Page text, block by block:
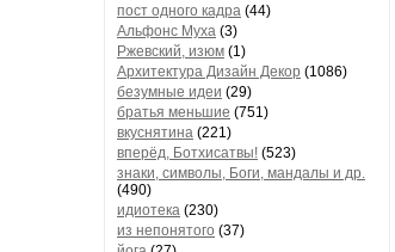
пост одного кадра (44)
Альфонс Муха (3)
Ржевский, изюм (1)
Архитектура Дизайн Декор (1086)
безумные идеи (29)
братья меньшие (751)
вкуснятина (221)
вперёд, Ботхисатвы! (523)
знаки, символы, Боги, мандалы и др.
(490)
идиотека (230)
из непонятого (37)